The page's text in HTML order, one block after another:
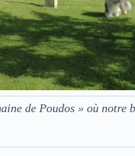
de Poudos » où notre